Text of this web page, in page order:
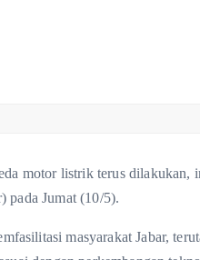
motor listrik terus dilakukan,
pada Jumat (10/5).
masyarakat Jabar,